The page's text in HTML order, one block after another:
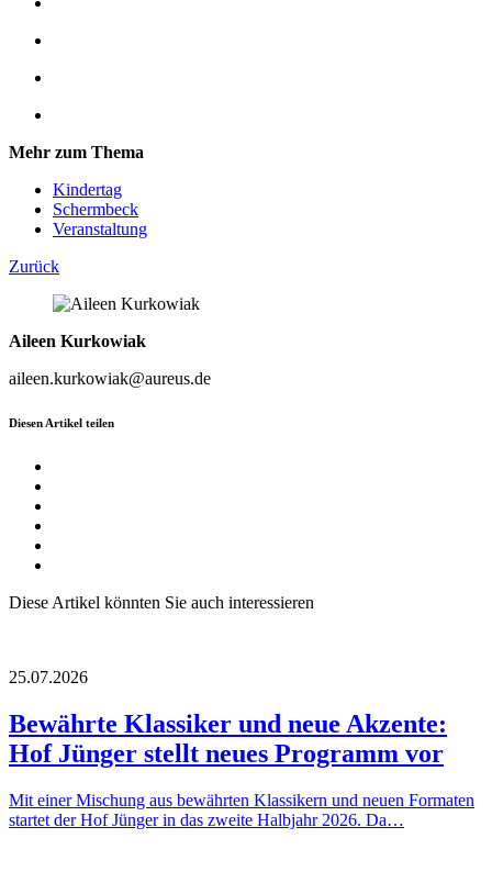
Mehr zum Thema
Kindertag
Schermbeck
Veranstaltung
Zurück
Aileen Kurkowiak
aileen.kurkowiak@aureus.de
Diesen Artikel teilen
Diese Artikel könnten Sie auch interessieren
25.07.2026
Bewährte Klassiker und neue Akzente:
Hof Jünger stellt neues Programm vor
Mit einer Mischung aus bewährten Klassikern und neuen Formaten
startet der Hof Jünger in das zweite Halbjahr 2026. Da…